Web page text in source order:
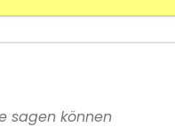
sagen können